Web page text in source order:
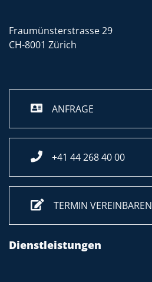
Fraumünsterstrasse 29
CH-8001 Zürich
ANFRAGE
+41 44 268 40 00
TERMIN VEREINBAREN
Dienstleistungen